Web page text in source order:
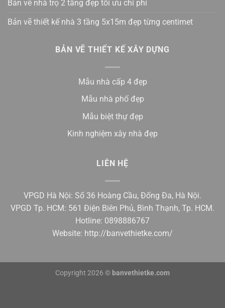
Bản vẽ nhà trọ 2 tầng đẹp tối ưu chi phí
Bản vẽ thiết kế nhà 3 tầng 5x15m đẹp từng centimet
BẢN VẼ THIẾT KẾ XÂY DỰNG
Mẫu nhà cấp 4 đẹp
Mẫu nhà phố đẹp
Mẫu biệt thự đẹp
Kinh nghiệm xây nhà đẹp
LIÊN HỆ
VPGD Hà Nội: Số 36 Hoàng Cầu, Đống Đa, Hà Nội.
VPGD Tp. HCM: 561 Điện Biên Phủ, Bình Thạnh, Tp. HCM.
Hotline: 0898886767
Website: http://banvethietke.com/
Copyright 2026 © banvethietke.com